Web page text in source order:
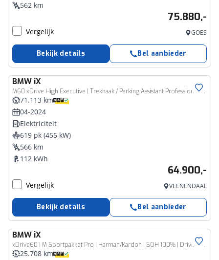
562 km
75.880,-
Vergelijk GOES
Bekijk details Bel aanbieder
BMW iX
M60 xDrive High Executive | Trekhaak / Parking Assistant Professional / Harman Kardon / Panoramdak Sky Lounge
71.113 km
04-2024
Elektriciteit
619 pk (455 kW)
566 km
112 kWh
64.900,-
Vergelijk VEENENDAAL
Bekijk details Bel aanbieder
BMW iX
xDrive60 | M Sportpakket Pro | Harman/Kardon | SOH 100% | Driving Assistant Professional | Trekhaak
25.708 km